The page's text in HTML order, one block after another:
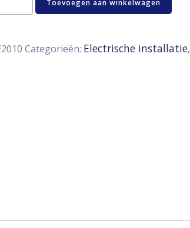
Toevoegen aan winkelwagen
Categorieën: Electrische installatie,